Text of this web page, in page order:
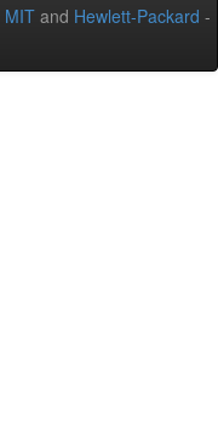
MIT and Hewlett-Packard -